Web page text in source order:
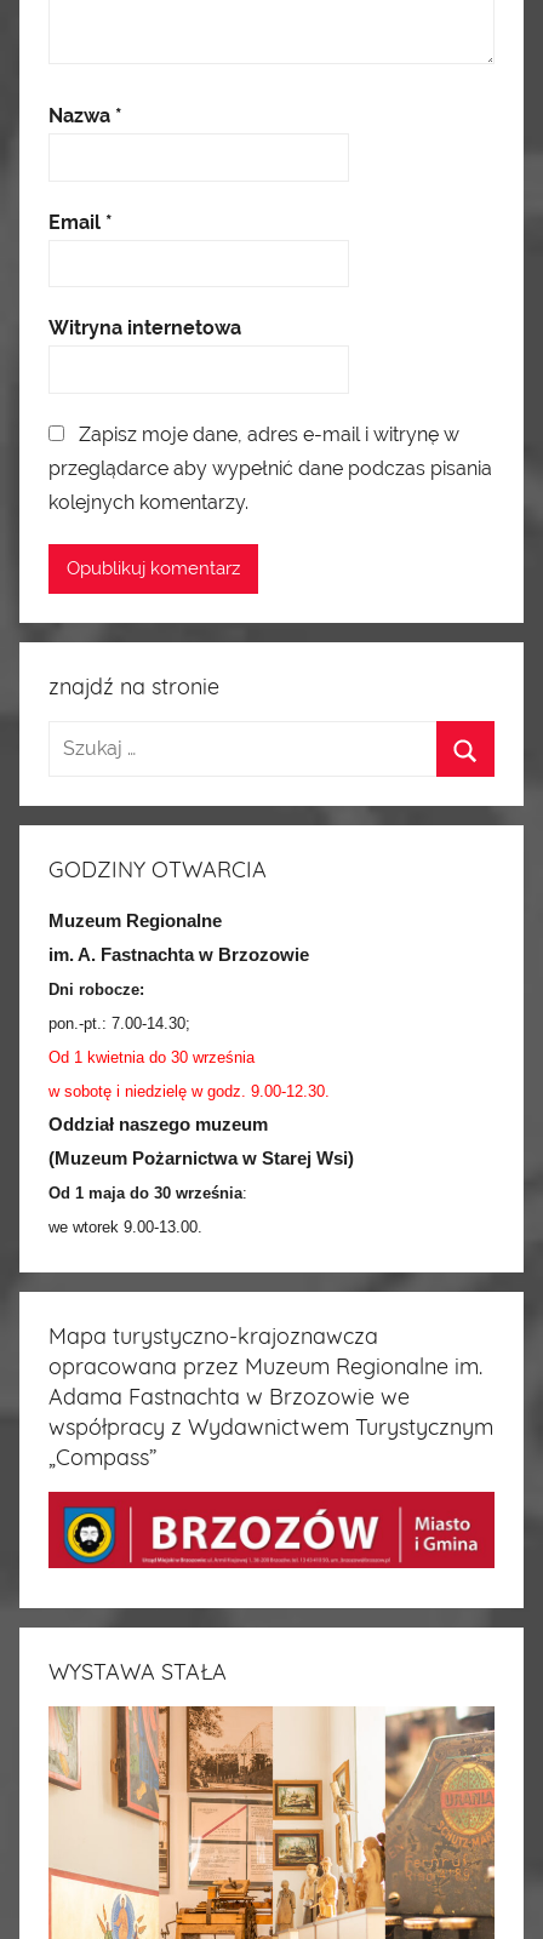
Nazwa *
Email *
Witryna internetowa
Zapisz moje dane, adres e-mail i witrynę w
przeglądarce aby wypełnić dane podczas pisania
kolejnych komentarzy.
znajdź na stronie
GODZINY OTWARCIA
Muzeum Regionalne
im. A. Fastnachta w Brzozowie
Dni robocze:
pon.-pt.: 7.00-14.30;
Od 1 kwietnia do 30 września
w sobotę i niedzielę w godz. 9.00-12.30.
Oddział naszego muzeum
(Muzeum Pożarnictwa w Starej Wsi)
Od 1 maja do 30 września:
we wtorek 9.00-13.00.
Mapa turystyczno-krajoznawcza
opracowana przez Muzeum Regionalne im.
Adama Fastnachta w Brzozowie we
współpracy z Wydawnictwem Turystycznym
„Compass”
WYSTAWA STAŁA